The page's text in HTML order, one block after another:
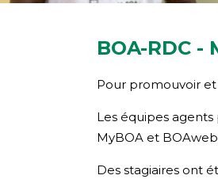
BOA-RDC -
Pour promouvoir et
Les équipes
MyBOA et
Des stagiaires ont